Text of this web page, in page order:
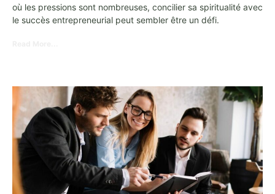
où les pressions sont nombreuses, concilier sa spiritualité avec
le succès entrepreneurial peut sembler être un défi.